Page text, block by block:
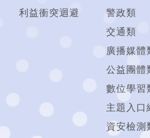
利益衝突迴避
警政類
交通類
廣播媒體
公益團體
數位學習
主題入口
資安檢測